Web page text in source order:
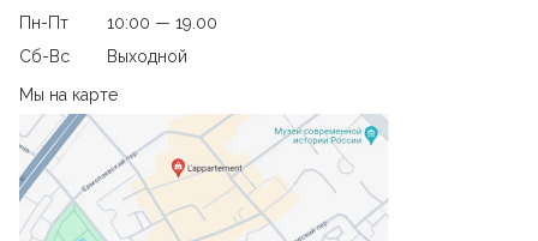
Пн-Пт
10:00 — 19.00
Сб-Вс
Выходной
Мы на карте